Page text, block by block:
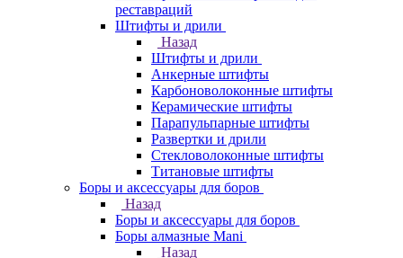
реставраций
Штифты и дрили
Назад
Штифты и дрили
Анкерные штифты
Карбоноволоконные штифты
Керамические штифты
Парапульпарные штифты
Развертки и дрили
Стекловолоконные штифты
Титановые штифты
Боры и аксессуары для боров
Назад
Боры и аксессуары для боров
Боры алмазные Mani
Назад